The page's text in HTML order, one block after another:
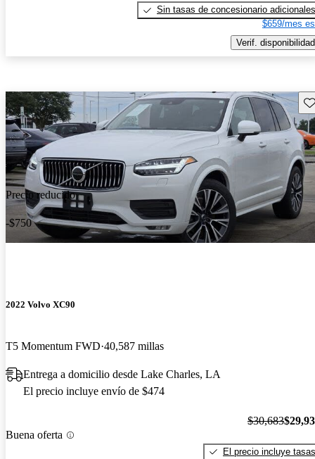
Sin tasas de concesionario adicionales
$659/mes
Verif. disponibilidad
Precio reducido
-$750
2022 Volvo XC90
T5 Momentum FWD 40,587 millas
Entrega a domicilio desde Lake Charles, LA
El precio incluye envío de $474
Buena oferta
$30,683
El precio incluye tasas